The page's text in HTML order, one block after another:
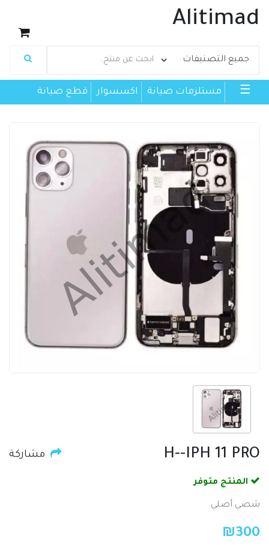
Alitimad
☰ مستلزمات صيانة اكسسوار قطع صيانة
H--IPH 11 PRO مشاركة
المنتج متوفر
شصي أصلي
₪300